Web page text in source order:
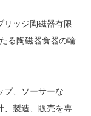
リッジ陶磁器有限
る陶磁器食器の輸
プ、ソーサーな
、製造、販売を専